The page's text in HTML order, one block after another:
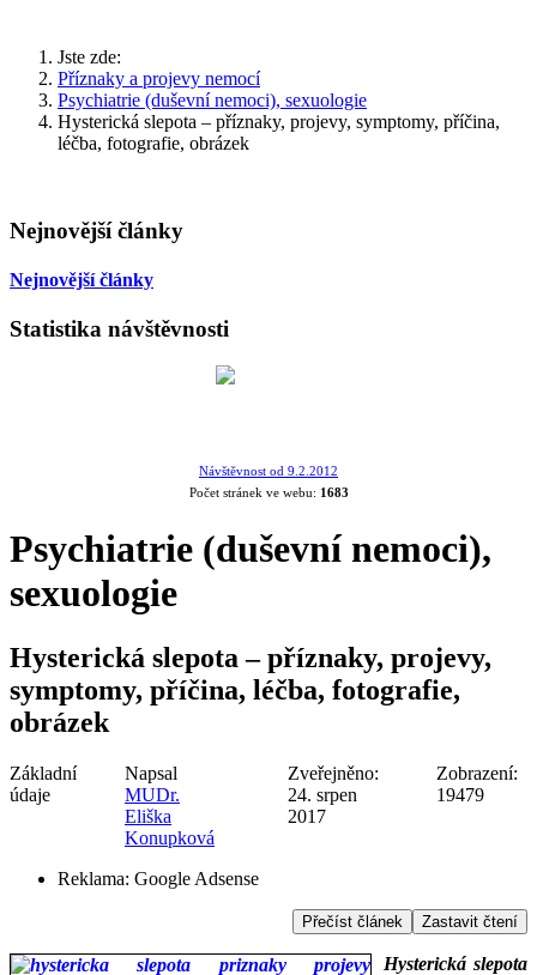
Jste zde:
Příznaky a projevy nemocí
Psychiatrie (duševní nemoci), sexuologie
Hysterická slepota – příznaky, projevy, symptomy, příčina,
léčba, fotografie, obrázek
Nejnovější články
Nejnovější články
Statistika návštěvnosti
Návštěvnost od 9.2.2012
Počet stránek ve webu: 1683
Psychiatrie (duševní nemoci),
sexuologie
Hysterická slepota – příznaky, projevy,
symptomy, příčina, léčba, fotografie,
obrázek
Základní
údaje
Napsal
MUDr.
Eliška
Konupková
Zveřejněno:
24. srpen
2017
Zobrazení:
19479
Reklama: Google Adsense
Přečíst článek Zastavit čtení
Hysterická slepota